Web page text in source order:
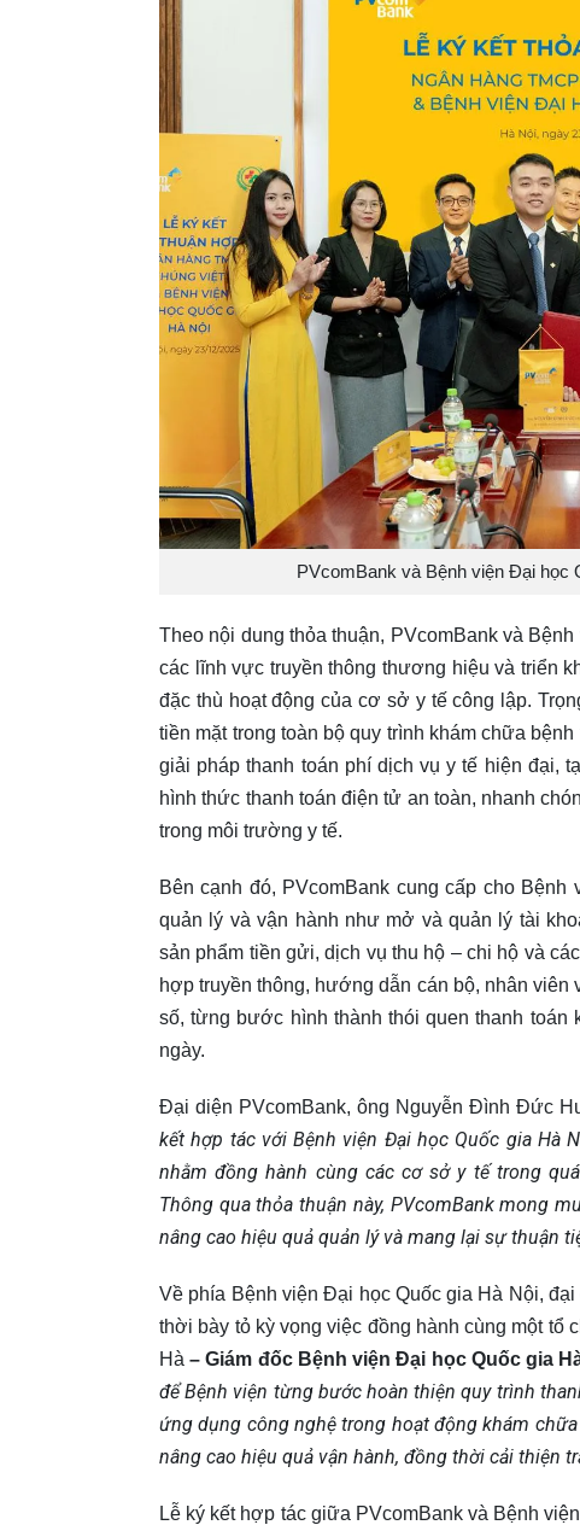
PVcomBank và Bệnh viện Đại học
Theo nội dung thỏa thuận, PVcomBank và
các lĩnh vực truyền thông thương hiệu và triển
đặc thù hoạt động của cơ sở y tế công lập.
tiền mặt trong toàn bộ quy trình khám chữa
giải pháp thanh toán phí dịch vụ y tế hiện đại,
hình thức thanh toán điện tử an toàn, nhanh
trong môi trường y tế.
Bên cạnh đó, PVcomBank cung cấp cho
quản lý và vận hành như mở và quản lý tài
sản phẩm tiền gửi, dịch vụ thu hộ – chi hộ và
hợp truyền thông, hướng dẫn cán bộ, nhân
số, từng bước hình thành thói quen thanh toán
ngày.
Đại diện PVcomBank, ông Nguyễn Đình Đức
kết hợp tác với Bệnh viện Đại học Quốc gia Hà
nhằm đồng hành cùng các cơ sở y tế trong
Thông qua thỏa thuận này, PVcomBank mong
nâng cao hiệu quả quản lý và mang lại sự thuận
Về phía Bệnh viện Đại học Quốc gia Hà Nội,
thời bày tỏ kỳ vọng việc đồng hành cùng một tổ
Hà – Giám đốc Bệnh viện Đại học Quốc gia
để Bệnh viện từng bước hoàn thiện quy trình
ứng dụng công nghệ trong hoạt động khám
nâng cao hiệu quả vận hành, đồng thời cải thiện
Lễ ký kết hợp tác giữa PVcomBank và Bệnh